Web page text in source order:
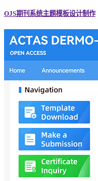
OJS期刊系统主题模板设计制作